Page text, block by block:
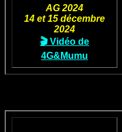
AG 2024
14 et 15 décembre
2024
🎬 Vidéo de
4G&Mumu